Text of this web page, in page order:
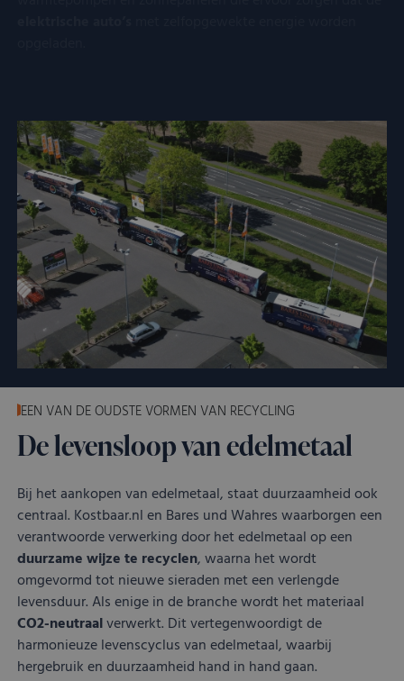
EEN VAN DE OUDSTE VORMEN VAN RECYCLING
De levensloop van edelmetaal
Bij het aankopen van edelmetaal, staat duurzaamheid ook
centraal. Kostbaar.nl en Bares und Wahres waarborgen een
verantwoorde verwerking door het edelmetaal op een
duurzame wijze te recyclen, waarna het wordt
omgevormd tot nieuwe sieraden met een verlengde
levensduur. Als enige in de branche wordt het materiaal
CO2-neutraalverwerkt. Dit vertegenwoordigt de
harmonieuze levenscyclus van edelmetaal, waarbij
hergebruik en duurzaamheid hand in hand gaan.